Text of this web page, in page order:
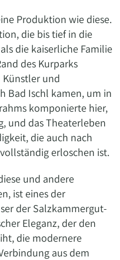
Produktion wie diese.
die bis tief in die
die kaiserliche Familie
des Kurparks
und
Bad Ischl kamen, um in
komponierte hier,
und das Theaterleben
die auch nach
erloschen ist.
und andere
ist eines der
der Salzkammergut-
Eleganz, der den
die modernere
aus dem